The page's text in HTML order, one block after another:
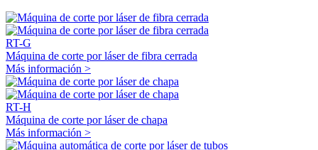
RT-G
Máquina de corte por láser de fibra cerrada
Más información >
RT-H
Máquina de corte por láser de chapa
Más información >